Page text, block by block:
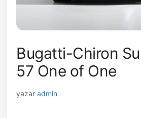
Bugatti-Chiron
57 One of One
yazar admin